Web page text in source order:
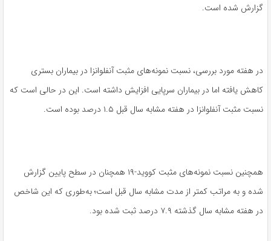
گزارش شده است.
در هفته مورد بررسی، نسبت نمونه‌های مثبت آنفلوانزا در بیماران بستری
کاهش یافته اما در بیماران سرپایی افزایش داشته است. این در حالی است که
نسبت مثبت آنفلوانزا در هفته مشابه سال قبل ۱.۵ درصد بوده است.
همچنین نسبت نمونه‌های مثبت کووید-۱۹ همچنان در سطح پایین گزارش
شده و به مراتب کمتر از مدت مشابه سال قبل است؛ به‌طوری که این شاخص
در هفته مشابه سال گذشته ۷.۹ درصد ثبت شده بود.